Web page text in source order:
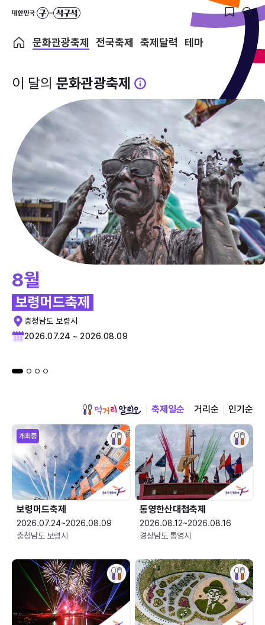
문화관광축제 전국축제 축제달력 테마
이 달의 문화관광축제
8월
보령머드축제
충청남도 보령시
2026.07.24 ~ 2026.08.09
축제일순 거리순 인기순
개최중
보령머드축제
2026.07.24~2026.08.09
충청남도 보령시
통영한산대첩축제
2026.08.12~2026.08.16
경상남도 통영시